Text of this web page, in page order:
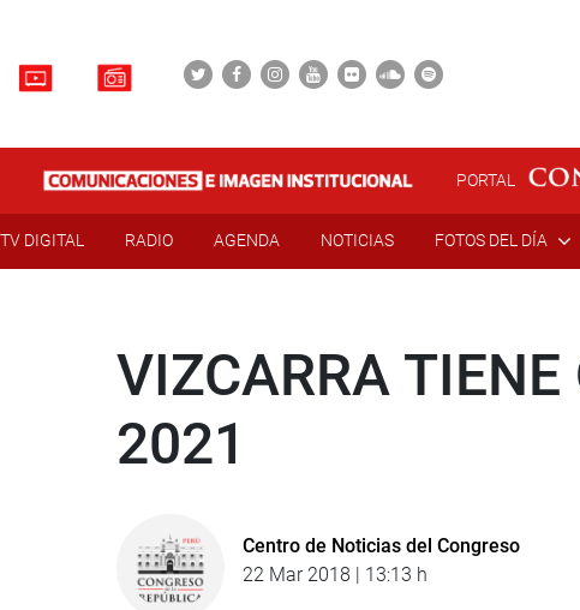
PORTAL
TV DIGITAL RADIO AGENDA NOTICIAS FOTOS DEL DÍA
VIZCARRA TIENE
2021
Centro de Noticias del Congreso
22 Mar 2018 | 13:13 h